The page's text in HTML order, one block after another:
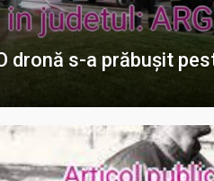
dronă s-a prăbușit